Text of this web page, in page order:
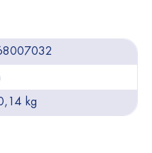
con discapacidad
el bifocal 5 veces.
bifocal 4,5 veces.
bifocal 3,5 veces.
kg